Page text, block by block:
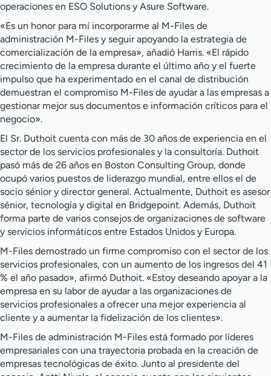
operaciones en ESO Solutions y Asure Software.
«Es un honor para mí incorporarme al M-Files de
administración M-Files y seguir apoyando la estrategia de
comercialización de la empresa», añadió Harris. «El rápido
crecimiento de la empresa durante el último año y el fuerte
impulso que ha experimentado en el canal de distribución
demuestran el compromiso M-Files de ayudar a las empresas a
gestionar mejor sus documentos e información críticos para el
negocio».
El Sr. Duthoit cuenta con más de 30 años de experiencia en el
sector de los servicios profesionales y la consultoría. Duthoit
pasó más de 26 años en Boston Consulting Group, donde
ocupó varios puestos de liderazgo mundial, entre ellos el de
socio sénior y director general. Actualmente, Duthoit es asesor
sénior, tecnología y digital en Bridgepoint. Además, Duthoit
forma parte de varios consejos de organizaciones de software
y servicios informáticos entre Estados Unidos y Europa.
M-Files demostrado un firme compromiso con el sector de los
servicios profesionales, con un aumento de los ingresos del 41
% el año pasado», afirmó Duthoit. «Estoy deseando apoyar a la
empresa en su labor de ayudar a las organizaciones de
servicios profesionales a ofrecer una mejor experiencia al
cliente y a aumentar la fidelización de los clientes».
M-Files de administración M-Files está formado por líderes
empresariales con una trayectoria probada en la creación de
empresas tecnológicas de éxito. Junto al presidente del